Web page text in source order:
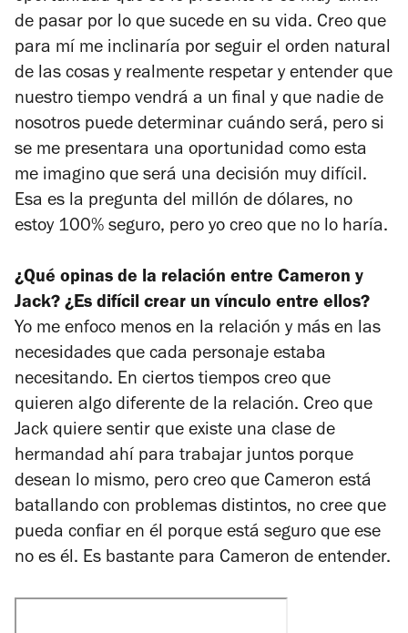
de pasar por lo que sucede en su vida. Creo que
para mí me inclinaría por seguir el orden natural
de las cosas y realmente respetar y entender que
nuestro tiempo vendrá a un final y que nadie de
nosotros puede determinar cuándo será, pero si
se me presentara una oportunidad como esta
me imagino que será una decisión muy difícil.
Esa es la pregunta del millón de dólares, no
estoy 100% seguro, pero yo creo que no lo haría.
¿Qué opinas de la relación entre Cameron y
Jack? ¿Es difícil crear un vínculo entre ellos?
Yo me enfoco menos en la relación y más en las
necesidades que cada personaje estaba
necesitando. En ciertos tiempos creo que
quieren algo diferente de la relación. Creo que
Jack quiere sentir que existe una clase de
hermandad ahí para trabajar juntos porque
desean lo mismo, pero creo que Cameron está
batallando con problemas distintos, no cree que
pueda confiar en él porque está seguro que ese
no es él. Es bastante para Cameron de entender.